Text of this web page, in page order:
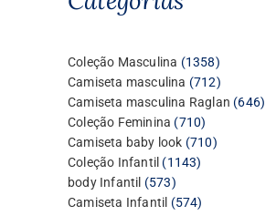
Coleção Masculina 13581358
produtos
Camiseta masculina 712712
produtos
Camiseta masculina Raglan 646646
Coleção Feminina 710710
produtos
Camiseta baby look 710710
Coleção Infantil 11431143
body Infantil 573573
produtos
Camiseta Infantil 574574